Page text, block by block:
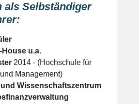
als Selbständiger
House u.a.
2014 - (Hochschule für
Management)
Wissenschaftszentrum